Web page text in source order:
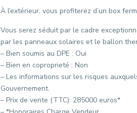
À l’extérieur, vous profiterez d’un box
Vous serez séduit par le cadre
par les panneaux solaires et le ballon
– Bien soumis au DPE : Oui
– Bien en coproprieté : Non
– Les informations sur les risques
Gouvernement.
– Prix de vente (TTC): 285000 euros*